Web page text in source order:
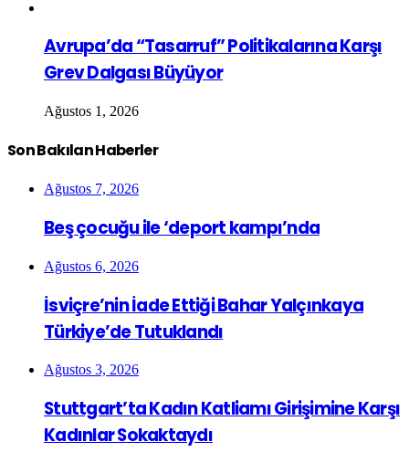
Avrupa’da “Tasarruf” Politikalarına Karşı
Grev Dalgası Büyüyor
Ağustos 1, 2026
Son Bakılan Haberler
Ağustos 7, 2026
Beş çocuğu ile ‘deport kampı’nda
Ağustos 6, 2026
İsviçre’nin İade Ettiği Bahar Yalçınkaya
Türkiye’de Tutuklandı
Ağustos 3, 2026
Stuttgart’ta Kadın Katliamı Girişimine Karşı
Kadınlar Sokaktaydı